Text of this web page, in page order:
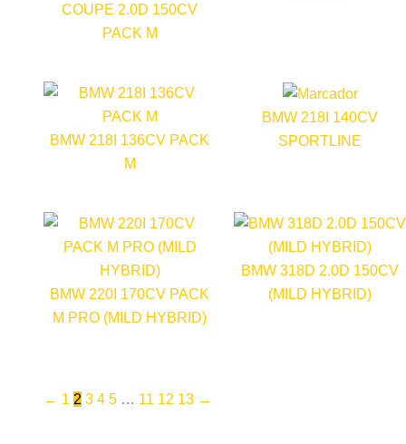
COUPE 2.0D 150CV
PACK M
BMW 218I 136CV PACK
M
BMW 218I 140CV
SPORTLINE
BMW 220I 170CV PACK
M PRO (MILD HYBRID)
BMW 318D 2.0D 150CV
(MILD HYBRID)
← 1 2 3 4 5 … 11 12 13 →